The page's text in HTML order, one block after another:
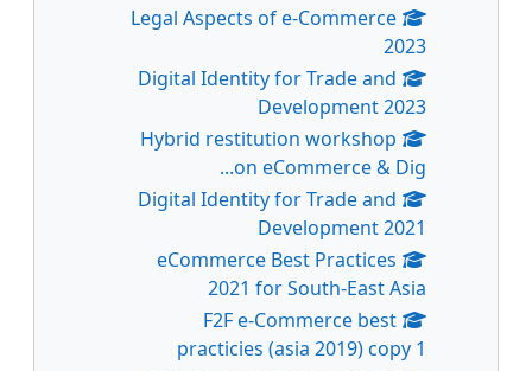
Legal Aspects of e-Commerce
2023
Digital Identity for Trade and
Development 2023
Hybrid restitution workshop
on eCommerce & Dig...
Digital Identity for Trade and
Development 2021
eCommerce Best Practices
2021 for South-East Asia
F2F e-Commerce best
practicies (asia 2019) copy 1